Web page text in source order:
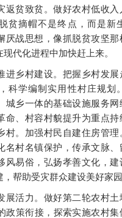
返贫致贫。做好农村低收入
贫摘帽不是终点，而是新
厌战思想，像抓脱贫攻坚那
代化进程中加快赶上来。
乡村建设。把握乡村发展
科学编制实用性村庄规划
城乡一体的基础设施服务
命、村容村貌提升为重点
村。加强村民自建住房管理
名村名镇保护，传承文脉
风易俗，弘扬孝善文化，
帮助受灾群众建设美好家园
活力。做好第二轮农村土
政策衔接，探索实施农村